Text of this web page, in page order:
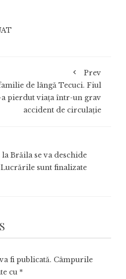
Prev
de lângă Tecuci. Fiul
a pierdut viața într-un grav
accident de circulație
Brăila se va deschide
sunt finalizate
fi publicată. Câmpurile
cu *